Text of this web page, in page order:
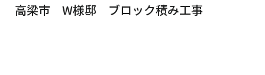
高梁市 W様邸 ブロック積み工事